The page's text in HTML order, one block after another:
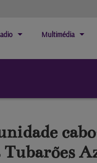
Multimédia